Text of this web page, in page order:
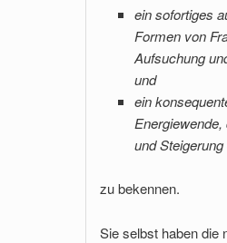
ein sofortiges
Formen von
Aufsuchung
und
ein
und
zu bekennen.
Sie selbst haben die